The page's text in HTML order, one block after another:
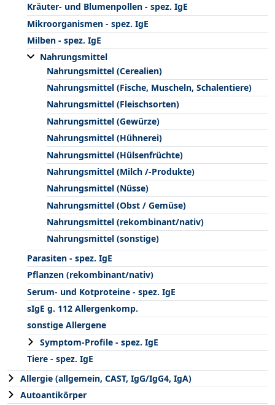
Kräuter- und Blumenpollen - spez. IgE
Mikroorganismen - spez. IgE
Milben - spez. IgE
Nahrungsmittel
Nahrungsmittel (Cerealien)
Nahrungsmittel (Fische, Muscheln, Schalentiere)
Nahrungsmittel (Fleischsorten)
Nahrungsmittel (Gewürze)
Nahrungsmittel (Hühnerei)
Nahrungsmittel (Hülsenfrüchte)
Nahrungsmittel (Milch /-Produkte)
Nahrungsmittel (Nüsse)
Nahrungsmittel (Obst / Gemüse)
Nahrungsmittel (rekombinant/nativ)
Nahrungsmittel (sonstige)
Parasiten - spez. IgE
Pflanzen (rekombinant/nativ)
Serum- und Kotproteine - spez. IgE
sIgE g. 112 Allergenkomp.
sonstige Allergene
Symptom-Profile - spez. IgE
Tiere - spez. IgE
Allergie (allgemein, CAST, IgG/IgG4, IgA)
Autoantikörper